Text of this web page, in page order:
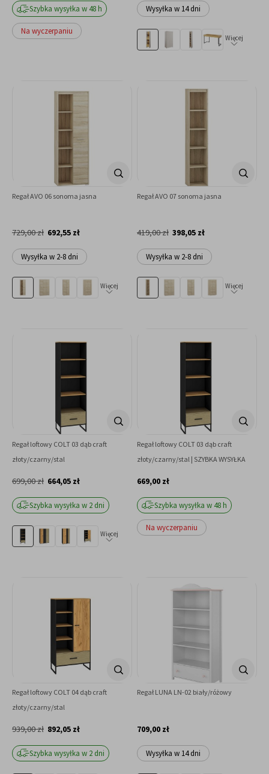
Szybka wysyłka w 48 h
Na wyczerpaniu
Wysyłka w 14 dni
Więcej
Regał AVO 06 sonoma jasna
692,55 zł
729,00 zł
Wysyłka w 2-8 dni
Więcej
Regał AVO 07 sonoma jasna
398,05 zł
419,00 zł
Wysyłka w 2-8 dni
Więcej
Regał loftowy COLT 03 dąb craft
złoty/czarny/stal
664,05 zł
699,00 zł
Szybka wysyłka w 2 dni
Więcej
Regał loftowy COLT 03 dąb craft
złoty/czarny/stal | SZYBKA WYSYŁKA
669,00 zł
Szybka wysyłka w 48 h
Na wyczerpaniu
Regał loftowy COLT 04 dąb craft
złoty/czarny/stal
892,05 zł
939,00 zł
Szybka wysyłka w 2 dni
Regał LUNA LN-02 biały/różowy
709,00 zł
Wysyłka w 14 dni